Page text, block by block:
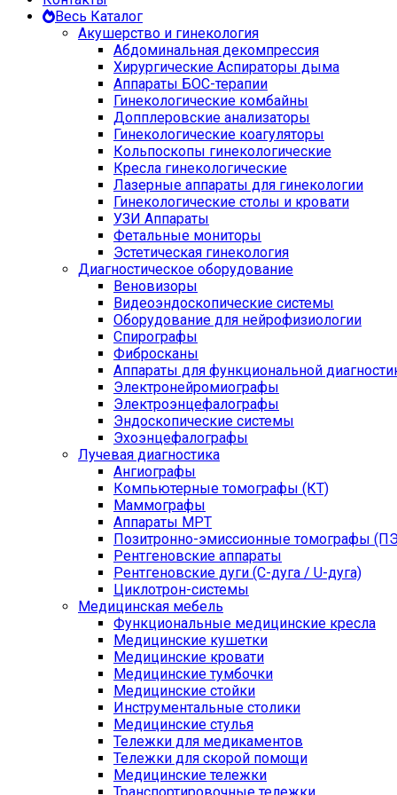
Весь Каталог
Акушерство и гинекология
Абдоминальная декомпрессия
Хирургические Аспираторы дыма
Аппараты БОС-терапии
Гинекологические комбайны
Допплеровские анализаторы
Гинекологические коагуляторы
Кольпоскопы гинекологические
Кресла гинекологические
Лазерные аппараты для гинекологии
Гинекологические столы и кровати
УЗИ Аппараты
Фетальные мониторы
Эстетическая гинекология
Диагностическое оборудование
Веновизоры
Видеоэндоскопические системы
Оборудование для нейрофизиологии
Спирографы
Фибросканы
Аппараты для функциональной
Электронейромиографы
Электроэнцефалографы
Эндоскопические системы
Эхоэнцефалографы
Лучевая диагностика
Ангиографы
Компьютерные томографы (КТ)
Маммографы
Аппараты МРТ
Позитронно-эмиссионные томографы
Рентгеновские аппараты
Рентгеновские дуги (С-дуга / U-дуга)
Циклотрон-системы
Медицинская мебель
Функциональные медицинские кресла
Медицинские кушетки
Медицинские кровати
Медицинские тумбочки
Медицинские стойки
Инструментальные столики
Медицинские стулья
Тележки для медикаментов
Тележки для скорой помощи
Медицинские тележки